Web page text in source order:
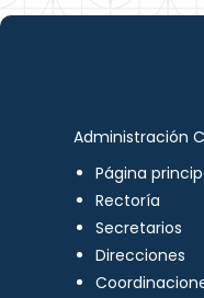
Administración
Página
Rectoría
Secretarios
Direcciones